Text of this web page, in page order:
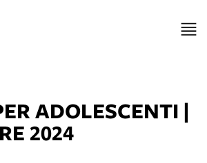
ADOLESCENTI |
2024